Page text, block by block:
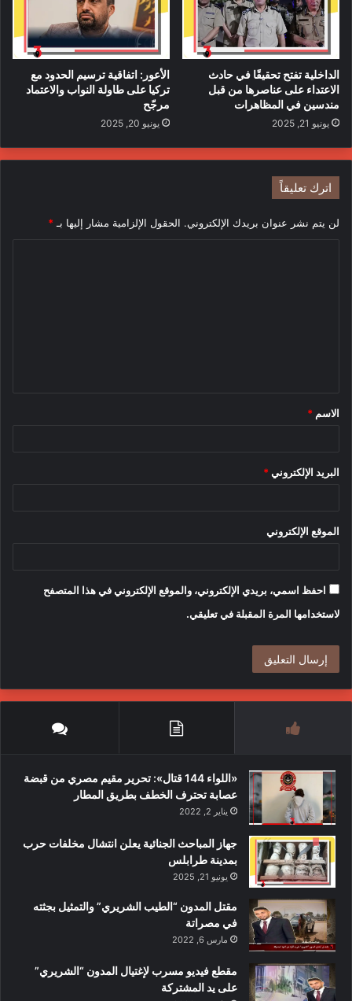
الداخلية تفتح تحقيقًا في حادث
الاعتداء على عناصرها من قبل
مندسين في المظاهرات
يونيو 21, 2025
الأعور: اتفاقية ترسيم الحدود مع
تركيا على طاولة النواب والاعتماد
مرجّح
يونيو 20, 2025
اترك تعليقاً
لن يتم نشر عنوان بريدك الإلكتروني. الحقول الإلزامية مشار إليها بـ *
*
الاسم *
البريد الإلكتروني *
الموقع الإلكتروني
احفظ اسمي، بريدي الإلكتروني، والموقع الإلكتروني في هذا المتصفح
لاستخدامها المرة المقبلة في تعليقي.
«اللواء 144 قتال»: تحرير مقيم مصري من قبضة
عصابة تحترف الخطف بطريق المطار
يناير 2, 2022
جهاز المباحث الجنائية يعلن انتشال مخلفات حرب
بمدينة طرابلس
يونيو 21, 2025
مقتل المدون “الطيب الشريري” والتمثيل بجثته
في مصراتة
مارس 6, 2022
مقطع فيديو مسرب لإغتيال المدون “الشريري”
على يد المشتركة